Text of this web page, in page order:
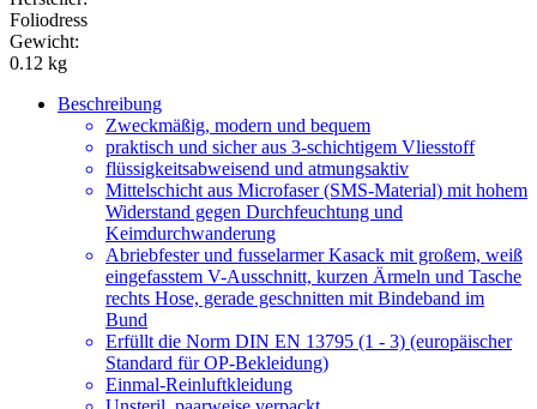
Foliodress
Gewicht:
0.12 kg
Beschreibung
Zweckmäßig, modern und bequem
praktisch und sicher aus 3-schichtigem Vliesstoff
flüssigkeitsabweisend und atmungsaktiv
Mittelschicht aus Microfaser (SMS-Material) mit hohem
Widerstand gegen Durchfeuchtung und
Keimdurchwanderung
Abriebfester und fusselarmer Kasack mit großem, weiß
eingefasstem V-Ausschnitt, kurzen Ärmeln und Tasche
rechts Hose, gerade geschnitten mit Bindeband im
Bund
Erfüllt die Norm DIN EN 13795 (1 - 3) (europäischer
Standard für OP-Bekleidung)
Einmal-Reinluftkleidung